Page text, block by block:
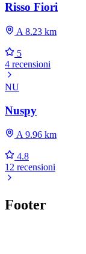
Risso Fiori
A 8.23 km
5
4 recensioni
NU
Nuspy
A 9.96 km
4.8
12 recensioni
Footer